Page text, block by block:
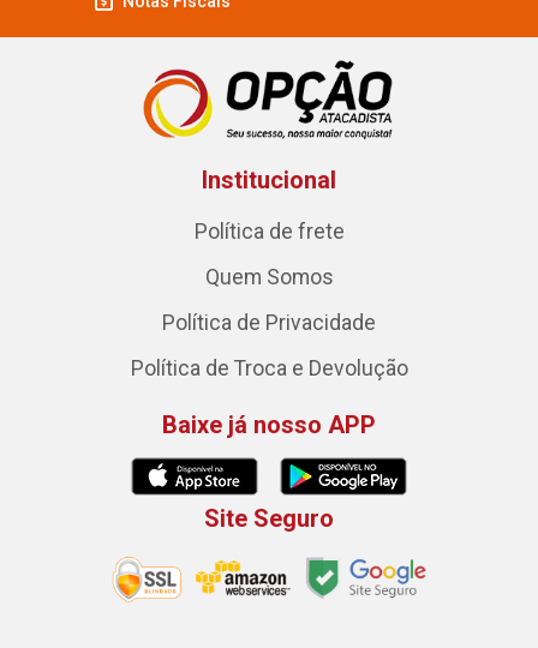
Institucional
Política de frete
Quem Somos
Política de Privacidade
Política de Troca e Devolução
Baixe já nosso APP
Site Seguro